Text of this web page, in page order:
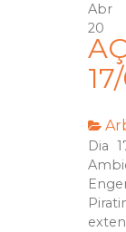
Abr
20
Dia